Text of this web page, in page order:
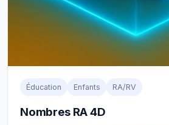
Éducation Enfants RA/RV
Nombres RA 4D